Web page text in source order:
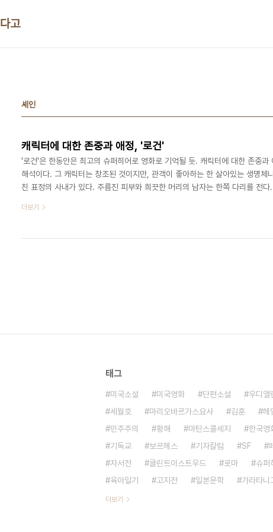
고
셰인
캐릭터에 대한 존중과 애정, '로건'
'로건'은 한동안은 최고의 슈퍼히어로 영화로 기억될 듯. 캐릭터에 대한 존중과
해석이다. 그 캐릭터는 창조된 것이지만, 관객이 좋아하는 한 살아있는 생명체
친 표정의 사내가 있다. 주름진 피부와 희끗한 머리의 남자는 한쪽 다리를 전
중이다. 근사할 것도, 아름다울 것도 없는 노년의 남자들이다. 이들은 한때 슈
어트)다. 2000년 처음 나온 시리즈에서부터 이들 돌연변이들은 세상 사람들
더보기
태그
미국소설 미국영화 단편소설 우디앨
세월호
마리오바르가스요사 김훈 헤
민주주의
황해 마틴스콜세지 한국영
기독교
보르헤스 기자칼럼 SF
자서전
클린트이스트우드 로마 슈퍼
육아일기
고지전 일본문학 가라타니
더보기